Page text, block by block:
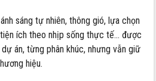
sáng tự nhiên, thông gió, lựa chọn
ích theo nhịp sống thực tế… được
án, từng phân khúc, nhưng vẫn giữ
hiệu.